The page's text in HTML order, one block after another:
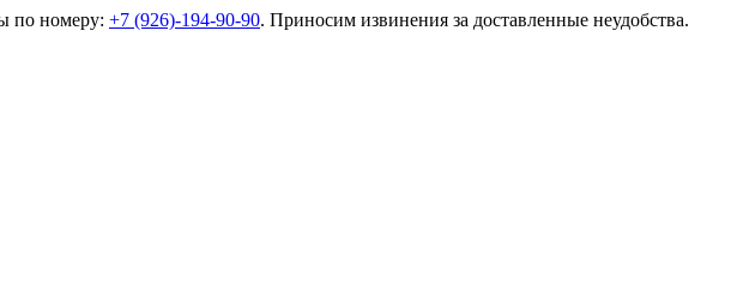
по номеру: +7 (926)-194-90-90. Приносим извинения за доставленные неудобства.